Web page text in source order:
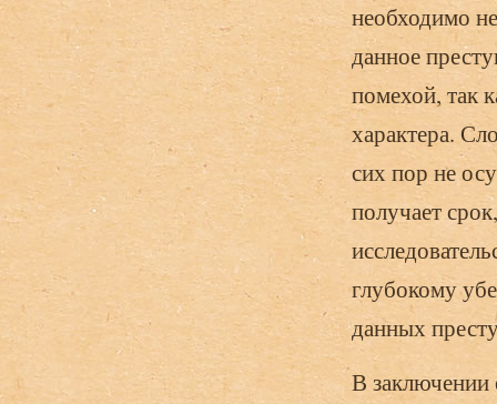
необходимо
данное
помехой, так
характера.
сих пор не
получает
глубокому
данных
В заключении